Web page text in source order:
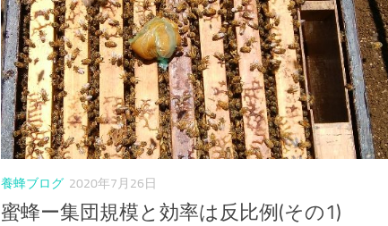
養蜂ブログ 2020年7月26日
蜜蜂ー集団規模と効率は反比例(その1)